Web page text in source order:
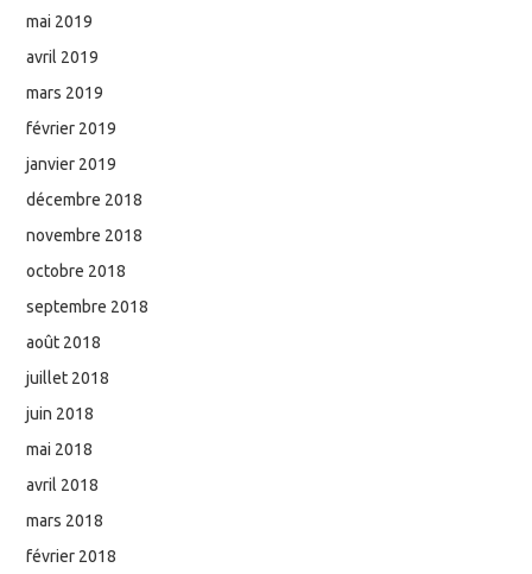
mai 2019
avril 2019
mars 2019
février 2019
janvier 2019
décembre 2018
novembre 2018
octobre 2018
septembre 2018
août 2018
juillet 2018
juin 2018
mai 2018
avril 2018
mars 2018
février 2018